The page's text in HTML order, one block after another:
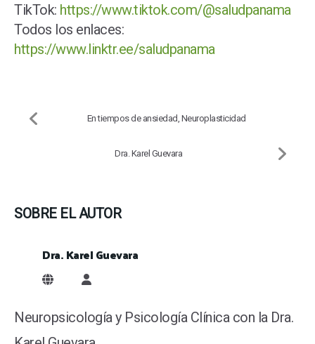
TikTok: https://www.tiktok.com/@saludpanama
Todos los enlaces:
https://www.linktr.ee/saludpanama
En tiempos de ansiedad, Neuroplasticidad
Dra. Karel Guevara
SOBRE EL AUTOR
Dra. Karel Guevara
Dra. Karel Guevara
Neuropsicología y Psicología Clínica con la Dra.